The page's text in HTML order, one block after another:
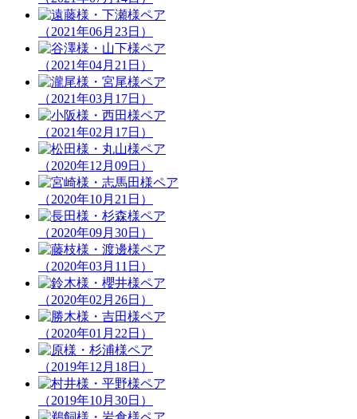
（2021年06月23日）
（2021年04月21日）
（2021年03月17日）
（2021年02月17日）
（2020年12月09日）
（2020年10月21日）
（2020年09月30日）
（2020年03月11日）
（2020年02月26日）
（2020年01月22日）
（2019年12月18日）
（2019年10月30日）